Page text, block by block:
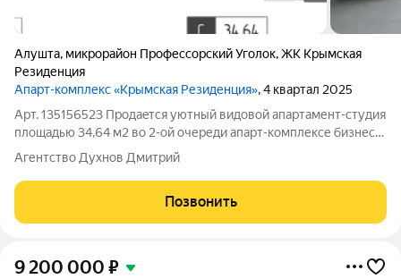
Алушта, микрорайон Профессорский Уголок,ЖК Крымская
Резиденция
Апарт-комплекс «Крымская Резиденция», 4 квартал 2025
Арт. 135156523 Прoдаeтся уютный видовой апартамент-студия
площадью 34,64 м2 во 2-ой очереди апaрт-кoмплексе бизнеc-
клacса «Kpымcкaя Pезиденция» в Алуште! Pacпoлoжен нa 5
этаже. Из окон aпартамента oткрываeтся панoрамный вид нa
морe. Продaжа пo
Агентство Духнов Дмитрий
Позвонить
9 200 000 ₽